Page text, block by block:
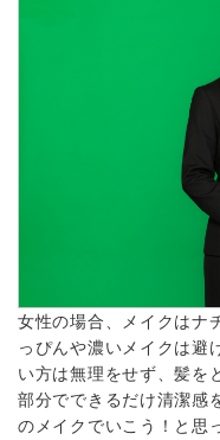
女性の場合、メイクはナ
っぴんや濃いメイクは避
い方は無理をせず、髪を
部分でできるだけ清潔感
のメイクでいこう！と思